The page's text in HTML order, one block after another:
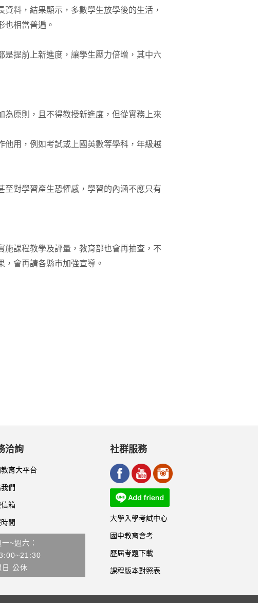
料，結果顯示，多數學生放學後的生活，
也相當普遍。
提前上新進度，讓學生壓力倍增，其中六
原則，且不得教授新進度，但從實務上來
他用，例如考試或上國英數等學科，年級越
對學習產生恐懼感，學習的內涵不應只有
課程教學及評量，教育部也會再抽查，不
會再請各縣市加強宣導。
洽詢
育大平台
們
箱
間
一~週六：
日 公休
社群服務
大學入學考試中心
國中教育會考
歷屆考題下載
課程版本對照表